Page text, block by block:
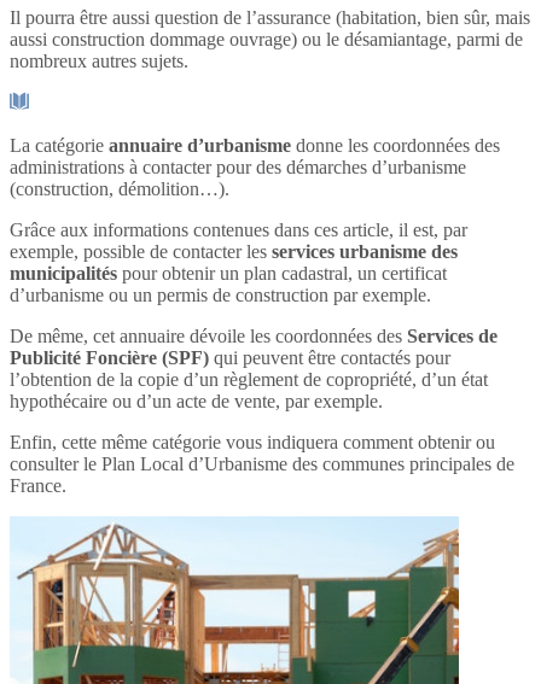
Il pourra être aussi question de l’assurance (habitation, bien sûr, mais
aussi construction dommage ouvrage) ou le désamiantage, parmi de
nombreux autres sujets.
La catégorie annuaire d’urbanisme donne les coordonnées des
administrations à contacter pour des démarches d’urbanisme
(construction, démolition…).
Grâce aux informations contenues dans ces article, il est, par
exemple, possible de contacter les services urbanisme des
municipalités pour obtenir un plan cadastral, un certificat
d’urbanisme ou un permis de construction par exemple.
De même, cet annuaire dévoile les coordonnées des Services de
Publicité Foncière (SPF) qui peuvent être contactés pour
l’obtention de la copie d’un règlement de copropriété, d’un état
hypothécaire ou d’un acte de vente, par exemple.
Enfin, cette même catégorie vous indiquera comment obtenir ou
consulter le Plan Local d’Urbanisme des communes principales de
France.